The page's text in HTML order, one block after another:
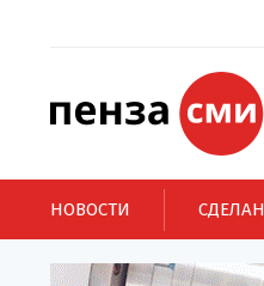
НОВОСТИ